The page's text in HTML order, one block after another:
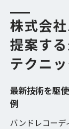
株式会
提案す
テクニッ
最新技術を駆
例
バンドレコーデ